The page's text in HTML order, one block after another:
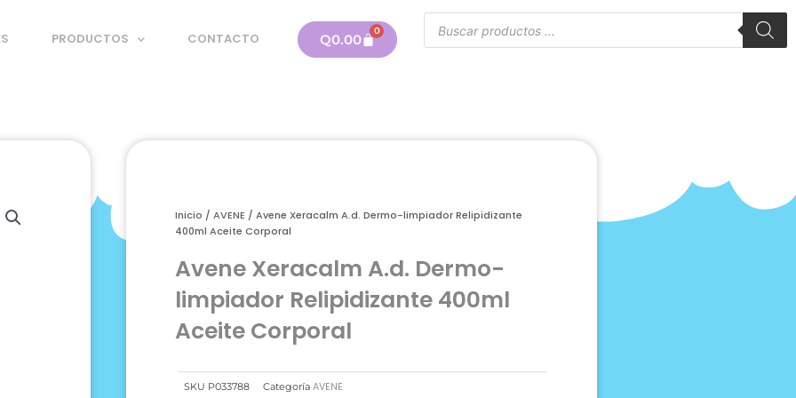
PRODUCTOS CONTACTO Q0.00
0
Carrito
Búsqueda
de
productos
Inicio / AVENE / Avene Xeracalm A.d. Dermo-limpiador Relipidizante
400ml Aceite Corporal
Avene Xeracalm A.d. Dermo-
limpiador Relipidizante 400ml
Aceite Corporal
SKU P033788 Categoría AVENE